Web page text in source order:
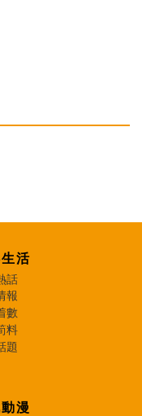
活
話
報
數
料
題
漫